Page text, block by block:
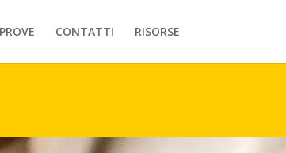
PROVE CONTATTI RISORSE